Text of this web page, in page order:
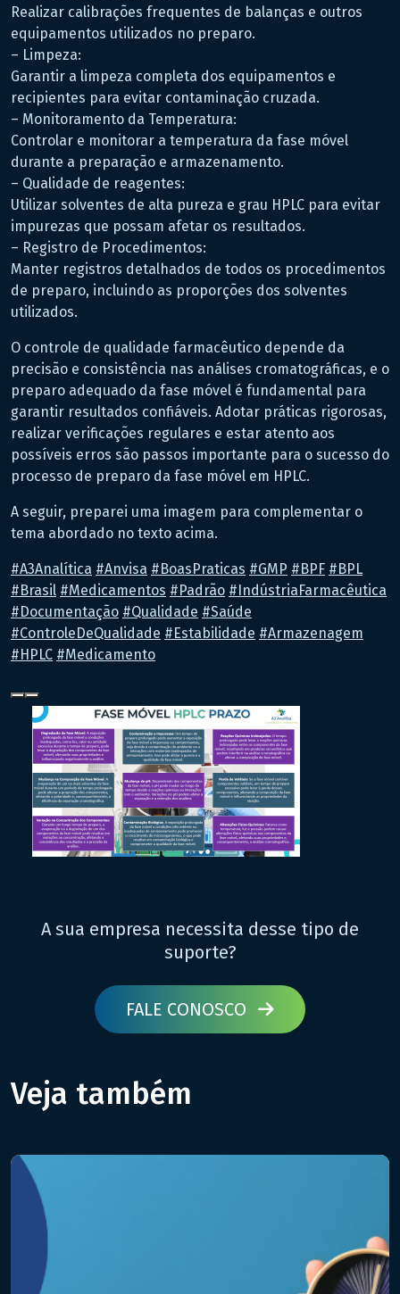
Realizar calibrações frequentes de balanças e outros
equipamentos utilizados no preparo.
– Limpeza:
Garantir a limpeza completa dos equipamentos e
recipientes para evitar contaminação cruzada.
– Monitoramento da Temperatura:
Controlar e monitorar a temperatura da fase móvel
durante a preparação e armazenamento.
– Qualidade de reagentes:
Utilizar solventes de alta pureza e grau HPLC para evitar
impurezas que possam afetar os resultados.
– Registro de Procedimentos:
Manter registros detalhados de todos os procedimentos
de preparo, incluindo as proporções dos solventes
utilizados.
O controle de qualidade farmacêutico depende da
precisão e consistência nas análises cromatográficas, e o
preparo adequado da fase móvel é fundamental para
garantir resultados confiáveis. Adotar práticas rigorosas,
realizar verificações regulares e estar atento aos
possíveis erros são passos importante para o sucesso do
processo de preparo da fase móvel em HPLC.
A seguir, preparei uma imagem para complementar o
tema abordado no texto acima.
#A3Analítica #Anvisa #BoasPraticas #GMP #BPF #BPL
#Brasil #Medicamentos #Padrão #IndústriaFarmacêutica
#Documentação #Qualidade #Saúde
#ControleDeQualidade #Estabilidade #Armazenagem
#HPLC #Medicamento
Ative para ver a imagem maior.
A sua empresa necessita desse tipo de
suporte?
FALE CONOSCO
Veja também